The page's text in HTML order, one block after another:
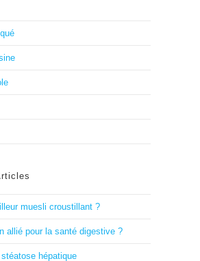
muesli croustillant ?
allié pour la santé digestive ?
hépatique